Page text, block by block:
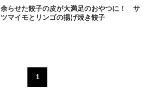
余らせた餃子の皮が大満足のおやつに！ サ
ツマイモとリンゴの揚げ焼き餃子
1